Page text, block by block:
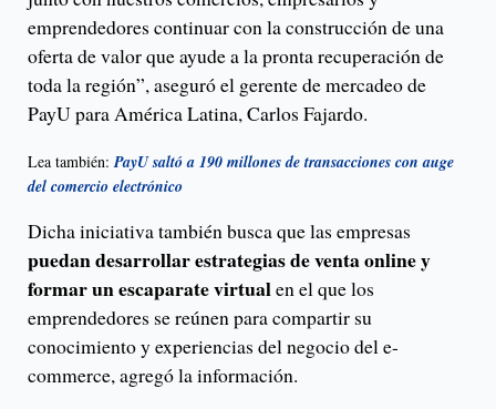
emprendedores continuar con la construcción de una
oferta de valor que ayude a la pronta recuperación de
toda la región”, aseguró el gerente de mercadeo de
PayU para América Latina, Carlos Fajardo.
Lea también:PayU saltó a 190 millones de transacciones con auge
del comercio electrónico
Dicha iniciativa también busca que las empresas
puedan desarrollar estrategias de venta online y
formar un escaparate virtualen el que los
emprendedores se reúnen para compartir su
conocimiento y experiencias del negocio del e-
commerce, agregó la información.